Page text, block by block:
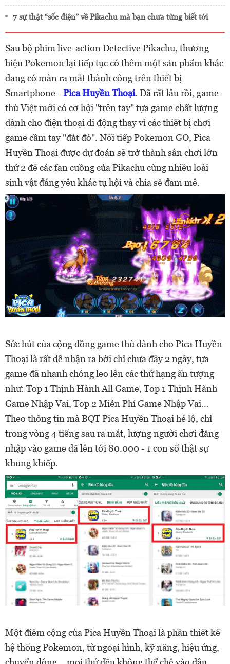
7 sự thật “sốc điện” về Pikachu mà bạn chưa từng biết tới
Sau bộ phim live-action Detective Pikachu, thương
hiệu Pokemon lại tiếp tục có thêm một sản phẩm khác
đang có màn ra mắt thành công trên thiết bị
Smartphone - Pica Huyền Thoại. Đã rất lâu rồi, game
thủ Việt mới có cơ hội "trên tay" tựa game chất lượng
dành cho điện thoại di động thay vì các thiết bị chơi
game cầm tay "đắt đỏ". Nối tiếp Pokemon GO, Pica
Huyền Thoại được dự đoán sẽ trở thành sân chơi lớn
thứ 2 để các fan cuồng của Pikachu cùng nhiều loài
sinh vật đáng yêu khác tụ hội và chia sẻ đam mê.
Sức hút của cộng đồng game thủ dành cho Pica Huyền
Thoại là rất dễ nhận ra bởi chỉ chưa đầy 2 ngày, tựa
game đã nhanh chóng leo lên các thứ hạng ấn tượng
như: Top 1 Thịnh Hành All Game, Top 1 Thịnh Hành
Game Nhập Vai, Top 2 Miễn Phí Game Nhập Vai…
Theo thông tin mà BQT Pica Huyền Thoại hé lộ, chỉ
trong vòng 4 tiếng sau ra mắt, lượng người chơi đăng
nhập vào game đã lên tới 80.000 - 1 con số thật sự
khủng khiếp.
Một điểm cộng của Pica Huyền Thoại là phần thiết kế
hệ thống Pokemon, từ ngoại hình, kỹ năng, hiệu ứng,